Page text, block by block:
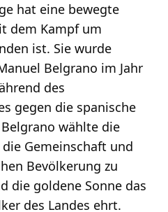
hat eine bewegte
dem Kampf um
ist. Sie wurde
Belgrano im Jahr
des
gegen die spanische
wählte die
Gemeinschaft und
Bevölkerung zu
die goldene Sonne das
des Landes ehrt.